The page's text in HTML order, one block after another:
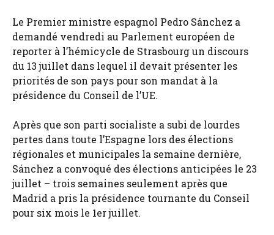
Le Premier ministre espagnol Pedro Sánchez a
demandé vendredi au Parlement européen de
reporter à l’hémicycle de Strasbourg un discours
du 13 juillet dans lequel il devait présenter les
priorités de son pays pour son mandat à la
présidence du Conseil de l’UE.
Après que son parti socialiste a subi de lourdes
pertes dans toute l’Espagne lors des élections
régionales et municipales la semaine dernière,
Sánchez a convoqué des élections anticipées le 23
juillet – trois semaines seulement après que
Madrid a pris la présidence tournante du Conseil
pour six mois le 1er juillet.